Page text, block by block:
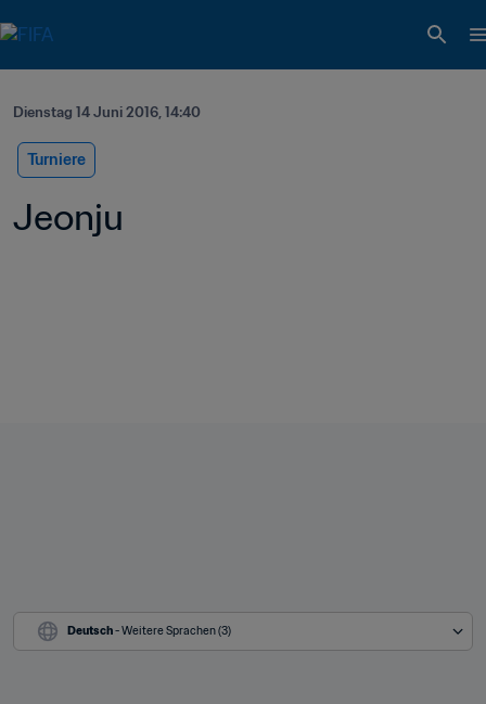
Dienstag 14 Juni 2016, 14:40
Turniere
Jeonju
Deutsch - Weitere Sprachen (3)